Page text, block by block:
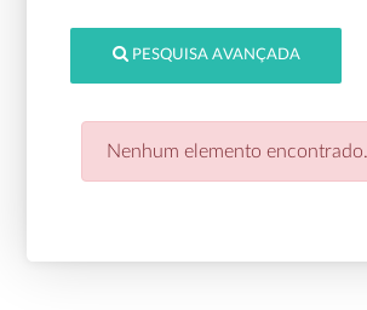
PESQUISA AVANÇADA
Nenhum elemento encontrado.